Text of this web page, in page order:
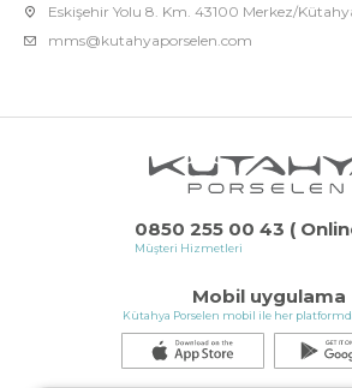
0850 255 00 43 (
Müşteri Hizmetleri
Mobil uygulama
Kütahya Porselen mobil ile her
Eskişehir Yolu 8. Km. 43100 Merkez/
mms@kutahyaporselen.com